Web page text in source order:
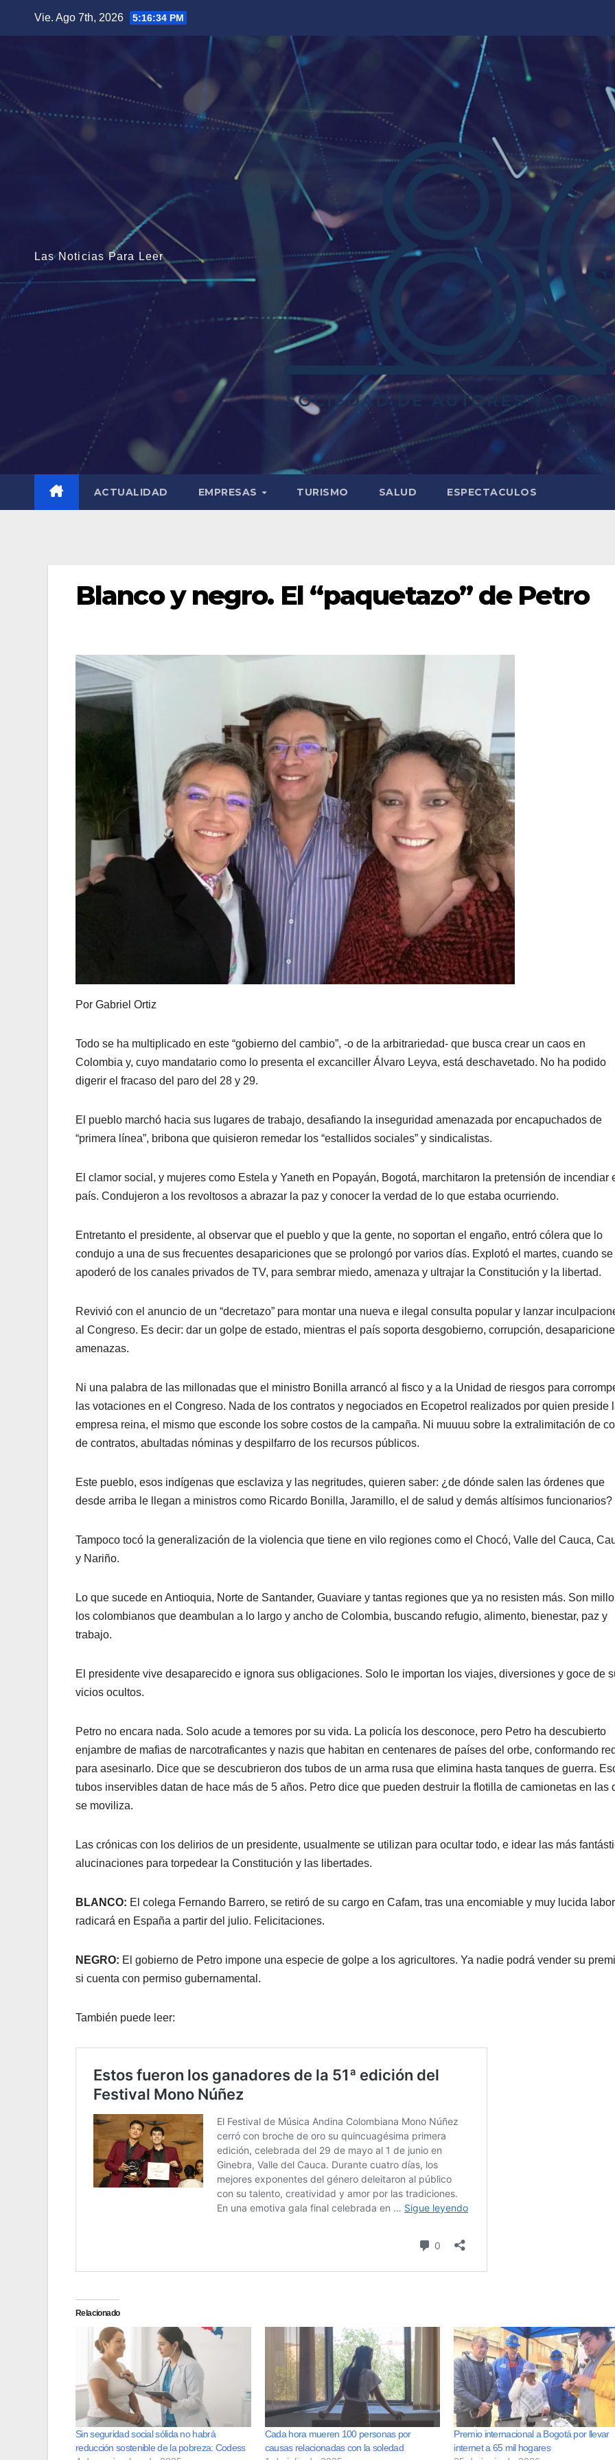
Vie. Ago 7th, 2026 5:16:35 PM
Las Noticias Para Leer
ACTUALIDAD EMPRESAS TURISMO SALUD ESPECTACULOS
Blanco y negro. El “paquetazo” de Petro
Por Gabriel Ortiz
Todo se ha multiplicado en este “gobierno del cambio”, -o de la arbitrariedad- que busca crear un caos en
Colombia y, cuyo mandatario como lo presenta el excanciller Álvaro Leyva, está deschavetado. No ha podido
digerir el fracaso del paro del 28 y 29.
El pueblo marchó hacia sus lugares de trabajo, desafiando la inseguridad amenazada por encapuchados de
“primera línea”, bribona que quisieron remedar los “estallidos sociales” y sindicalistas.
El clamor social, y mujeres como Estela y Yaneth en Popayán, Bogotá, marchitaron la pretensión de incendiar
país. Condujeron a los revoltosos a abrazar la paz y conocer la verdad de lo que estaba ocurriendo.
Entretanto el presidente, al observar que el pueblo y que la gente, no soportan el engaño, entró cólera que lo
condujo a una de sus frecuentes desapariciones que se prolongó por varios días. Explotó el martes, cuando se
apoderó de los canales privados de TV, para sembrar miedo, amenaza y ultrajar la Constitución y la libertad.
Revivió con el anuncio de un “decretazo” para montar una nueva e ilegal consulta popular y lanzar
al Congreso. Es decir: dar un golpe de estado, mientras el país soporta desgobierno, corrupción,
amenazas.
Ni una palabra de las millonadas que el ministro Bonilla arrancó al fisco y a la Unidad de riesgos para
las votaciones en el Congreso. Nada de los contratos y negociados en Ecopetrol realizados por quien preside
empresa reina, el mismo que esconde los sobre costos de la campaña. Ni muuuu sobre la extralimitación de
de contratos, abultadas nóminas y despilfarro de los recursos públicos.
Este pueblo, esos indígenas que esclaviza y las negritudes, quieren saber: ¿de dónde salen las órdenes que
desde arriba le llegan a ministros como Ricardo Bonilla, Jaramillo, el de salud y demás altísimos funcionarios?
Tampoco tocó la generalización de la violencia que tiene en vilo regiones como el Chocó, Valle del Cauca,
y Nariño.
Lo que sucede en Antioquia, Norte de Santander, Guaviare y tantas regiones que ya no resisten más. Son
los colombianos que deambulan a lo largo y ancho de Colombia, buscando refugio, alimento, bienestar, paz y
trabajo.
El presidente vive desaparecido e ignora sus obligaciones. Solo le importan los viajes, diversiones y goce de
vicios ocultos.
Petro no encara nada. Solo acude a temores por su vida. La policía los desconoce, pero Petro ha descubierto
enjambre de mafias de narcotraficantes y nazis que habitan en centenares de países del orbe, conformando
para asesinarlo. Dice que se descubrieron dos tubos de un arma rusa que elimina hasta tanques de guerra.
tubos inservibles datan de hace más de 5 años. Petro dice que pueden destruir la flotilla de camionetas en las
se moviliza.
Las crónicas con los delirios de un presidente, usualmente se utilizan para ocultar todo, e idear las más
alucinaciones para torpedear la Constitución y las libertades.
BLANCO: El colega Fernando Barrero, se retiró de su cargo en Cafam, tras una encomiable y muy lucida
radicará en España a partir del julio. Felicitaciones.
NEGRO: El gobierno de Petro impone una especie de golpe a los agricultores. Ya nadie podrá vender su
si cuenta con permiso gubernamental.
También puede leer:
Relacionado
Sin seguridad social sólida no habrá
reducción sostenible de la pobreza: Codess
Cada hora mueren 100 personas por
causas relacionadas con la soledad
Premio internacional a Bogotá por llevar
internet a 65 mil hogares